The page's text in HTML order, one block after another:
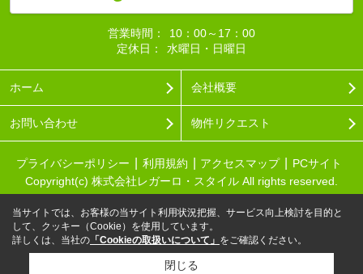
営業時間：
10：00～17：00
定休日：
水曜日・日曜日
ホーム 会社概要
お問い合わせ 物件リクエスト
プライバシーポリシー 利用規約 アクセスマップ
PCサイト
Copyright(c) 株式会社レガーロ・スタイル All rights reserved.
当サイトでは、お客様の当サイト利用状況把握、サービス向上検討を目的と
して、クッキー（Cookie）を使用しています。
詳しくは、当社の 「Cookieの取扱いについて」 をご確認ください。
閉じる